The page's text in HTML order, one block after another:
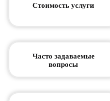
Стоимость услуги
Часто задаваемые
вопросы